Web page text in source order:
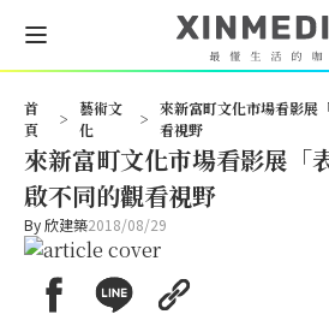
首
頁
>
藝術文
化
>
來新富町文化市場看影展
看視野
來新富町文化市場看影展「
啟不同的觀看視野
By欣建築2018/08/29